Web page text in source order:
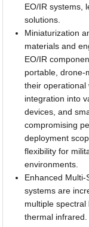
EO/IR systems,
solutions.
Miniaturization
materials and
EO/IR
portable, drone-
their operational
integration into
devices, and
compromising
deployment
flexibility for
environments.
Enhanced Multi-
systems are
multiple
thermal